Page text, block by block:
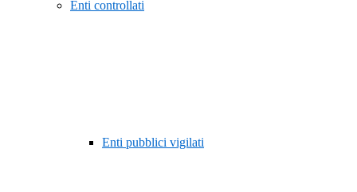
Enti controllati
Enti pubblici vigilati